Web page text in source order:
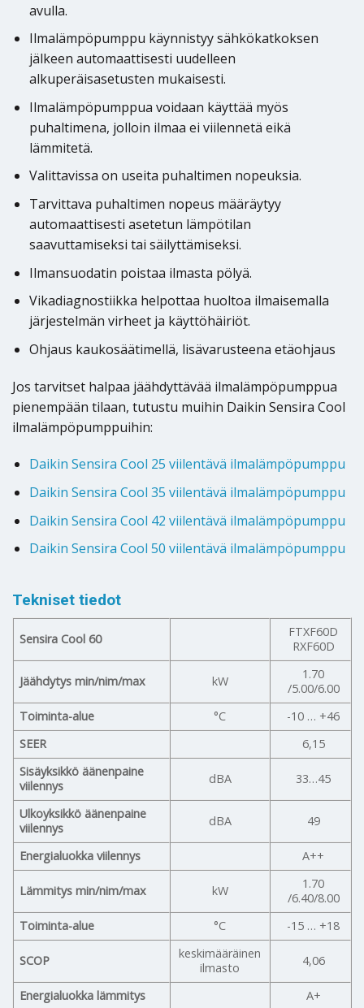
avulla.
Ilmalämpöpumppu käynnistyy sähkökatkoksen
jälkeen automaattisesti uudelleen
alkuperäisasetusten mukaisesti.
Ilmalämpöpumppua voidaan käyttää myös
puhaltimena, jolloin ilmaa ei viilennetä eikä
lämmitetä.
Valittavissa on useita puhaltimen nopeuksia.
Tarvittava puhaltimen nopeus määräytyy
automaattisesti asetetun lämpötilan
saavuttamiseksi tai säilyttämiseksi.
Ilmansuodatin poistaa ilmasta pölyä.
Vikadiagnostiikka helpottaa huoltoa ilmaisemalla
järjestelmän virheet ja käyttöhäiriöt.
Ohjaus kaukosäätimellä, lisävarusteena etäohjaus
Jos tarvitset halpaa jäähdyttävää ilmalämpöpumppua
pienempään tilaan, tutustu muihin Daikin Sensira Cool
ilmalämpöpumppuihin:
Daikin Sensira Cool 25 viilentävä ilmalämpöpumppu
Daikin Sensira Cool 35 viilentävä ilmalämpöpumppu
Daikin Sensira Cool 42 viilentävä ilmalämpöpumppu
Daikin Sensira Cool 50 viilentävä ilmalämpöpumppu
Tekniset tiedot
Sensira Cool 60
FTXF60D
RXF60D
Jäähdytys min/nim/max kW
1.70
/5.00/6.00
Toiminta-alue
°C
-10 … +46
SEER
6,15
Sisäyksikkö äänenpaine
viilennys
dBA 33…45
Ulkoyksikkö äänenpaine
viilennys
dBA 49
Energialuokka viilennys A++
Lämmitys min/nim/max kW
1.70
/6.40/8.00
Toiminta-alue
°C -15 … +18
SCOP
keskimääräinen
ilmasto
4,06
Energialuokka lämmitys
A+